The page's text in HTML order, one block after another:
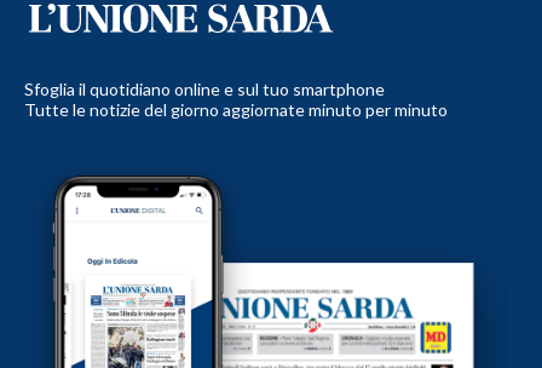
Sfoglia il quotidiano online e sul tuo smartphone
Tutte le notizie del giorno aggiornate minuto per minuto